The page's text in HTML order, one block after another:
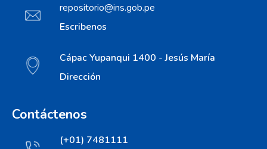
repositorio@ins.gob.pe
Escribenos
Cápac Yupanqui 1400 - Jesús María
Dirección
Contáctenos
(+01) 7481111